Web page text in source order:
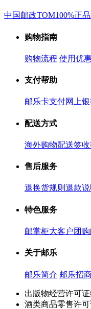
中国邮政TOM100%正
购物指南
购物流程 使用优
支付帮助
邮乐卡支付网上
配送方式
海外购物配送签收
售后服务
退换货规则 退款说
特色服务
邮掌柜大客户团购
关于邮乐
邮乐简介 邮乐招
出版物经营许可
酒类商品零售许可